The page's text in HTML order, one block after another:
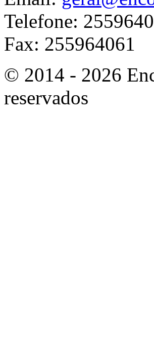
Telefone:
Fax: 255964061
© 2014 - 2026
reservados